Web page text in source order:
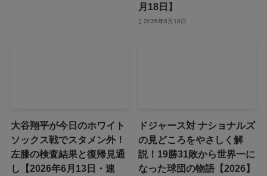
月18日】
2026年6月18日
大谷翔平が今日のホワイト
ソックス戦でスタメン外！
左膝の検査結果と復帰見通
し【2026年6月13日・速
ドジャース対 ナショナルズ
の見どころをやさしく解
説！19勝31敗から世界一に
なった球団の物語【2026】